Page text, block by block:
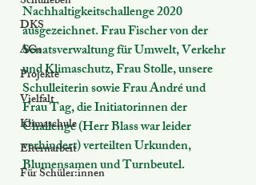
DKS
AGs
Projekte
Vielfalt
Klimaschule
Elternarbeit
Für Schüler:innen
Nachhaltigkeitschallenge 2020
ausgezeichnet. Frau Fischer von der
Senatsverwaltung für Umwelt, Verkehr
und Klimaschutz, Frau Stolle, unsere
Schulleiterin sowie Frau André und
Frau Tag, die Initiatorinnen der
Challenge (Herr Blass war leider
verhindert) verteilten Urkunden,
Blumensamen und Turnbeutel.